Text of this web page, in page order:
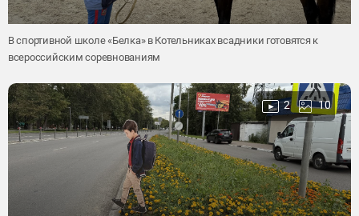
В спортивной школе «Белка» в Котельниках всадники готовятся к
всероссийским соревнованиям
2 10